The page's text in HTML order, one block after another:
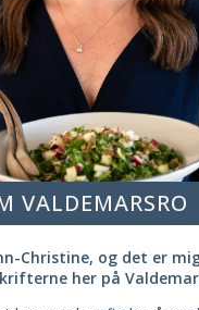
VALDEMARSRO
Christine, og det er
her på